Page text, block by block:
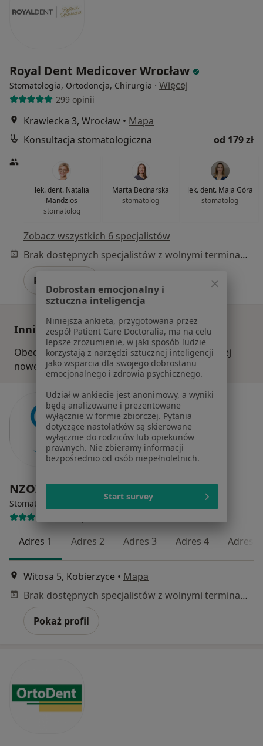
Royal Dent Medicover Wrocław
Stomatologia, Ortodoncja, Chirurgia · Więcej
299 opinii
Krawiecka 3, Wrocław • Mapa
Konsultacja stomatologiczna
od 179 zł
lek. dent. Natalia
Mandzios
stomatolog
Marta Bednarska
stomatolog
lek. dent. Maja Góra
stomatolog
Zobacz wszystkich 6 specjalistów
Brak dostępnych specjalistów z wolnymi terminami w tym centrum medycznym.
Pokaż profil
Inni specjaliści w Twojej okolicy
Obecnie nie ma wolnych miejsc. Sprawdź później
nowe oferty.
NZOZ „Twój Lekarz”
Stomatologia, Medycyna rodzinna, Pediatria Więcej
Adres 1 Adres 2 Adres 3 Adres 4 Adres 5
Witosa 5, Kobierzyce • Mapa
Brak dostępnych specjalistów z wolnymi terminami w tym centrum medycznym.
Pokaż profil
Dobrostan emocjonalny i
sztuczna inteligencja
Niniejsza ankieta, przygotowana przez
zespół Patient Care Doctoralia, ma na celu
lepsze zrozumienie, w jaki sposób ludzie
korzystają z narzędzi sztucznej inteligencji
jako wsparcia dla swojego dobrostanu
emocjonalnego i zdrowia psychicznego.
Udział w ankiecie jest anonimowy, a wyniki
będą analizowane i prezentowane
wyłącznie w formie zbiorczej. Pytania
dotyczące nastolatków są skierowane
wyłącznie do rodziców lub opiekunów
prawnych. Nie zbieramy informacji
bezpośrednio od osób niepełnoletnich.
Start survey